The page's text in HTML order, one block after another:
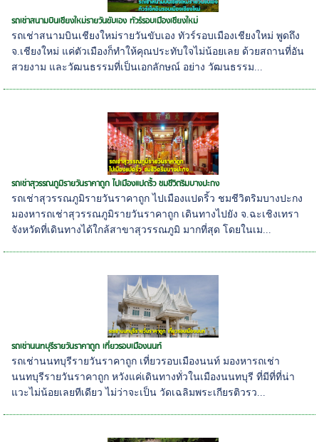
รถเช่าสนามบินเชียงใหม่รายวันขับเอง ทัวร์รอบเมืองเชียงใหม่
รถเช่าสนามบินเชียงใหม่รายวันขับเอง ทัวร์รอบเมืองเชียงใหม่ พูดถึง
จ.เชียงใหม่ แค่ตัวเมืองก็ทำให้คุณประทับใจไม่น้อยเลย ด้วยสถานที่อัน
สวยงาม และวัฒนธรรมที่เป็นเอกลักษณ์ อย่าง วัฒนธรรม...
รถเช่าสุวรรณภูมิรายวันราคาถูก ไปเมืองแปดริ้ว ชมชีวิตริมบางปะกง
รถเช่าสุวรรณภูมิรายวันราคาถูก ไปเมืองแปดริ้ว ชมชีวิตริมบางปะกง
มองหารถเช่าสุวรรณภูมิรายวันราคาถูก เดินทางไปยัง จ.ฉะเชิงเทรา
จังหวัดที่เดินทางได้ใกล้สาขาสุวรรณภูมิ มากที่สุด โดยในเม...
รถเช่านนทบุรีรายวันราคาถูก เที่ยวรอบเมืองนนท์
รถเช่านนทบุรีรายวันราคาถูก เที่ยวรอบเมืองนนท์ มองหารถเช่า
นนทบุรีรายวันราคาถูก หวังแค่เดินทางทั่วในเมืองนนทบุรี ที่มีที่ที่น่า
แวะไม่น้อยเลยทีเดียว ไม่ว่าจะเป็น วัดเฉลิมพระเกียรติวรว...